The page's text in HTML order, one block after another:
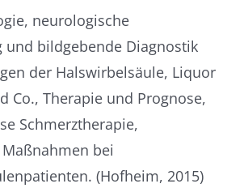
neurologische
und bildgebende Diagnostik
der Halswirbelsäule, Liquor
Co., Therapie und Prognose,
Schmerztherapie,
bei
(Hofheim, 2015)